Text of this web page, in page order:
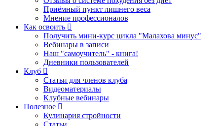
Приёмный пункт лишнего веса
Мнение профессионалов
Как освоить
Получить мини-курс цикла "Малахова минус"
Вебинары в записи
Наш "самоучитель" - книга!
Дневники пользователей
Клуб
Статьи для членов клуба
Видеоматериалы
Клубные вебинары
Полезное
Кулинария стройности
Статьи